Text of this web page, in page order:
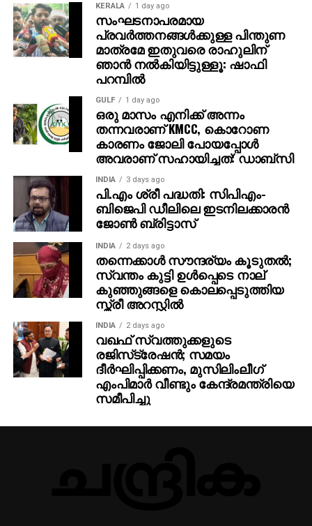
KERALA 1 day ago
സംഘടനാപരമായ
പ്രവര്‍ത്തനങ്ങള്‍ക്കുള്ള പിന്തുണ
മാത്രമേ ഇതുവരെ രാഹുലിന്
ഞാന്‍ നല്‍കിയിട്ടുള്ളൂ: ഷാഫി
പറമ്പില്‍
GULF 1 day ago
ഒരു മാസം എനിക്ക് അന്നം
തന്നവരാണ് KMCC, കൊറോണ
കാരണം ജോലി പോയപ്പോൾ
അവരാണ് സഹായിച്ചത്: ഡാബ്സി
INDIA 3 days ago
പി.എം ശ്രീ പദ്ധതി: സിപിഎം-
ബിജെപി ഡീലിലെ ഇടനിലക്കാരന്‍
ജോണ്‍ ബ്രിട്ടാസ്‌
INDIA 2 days ago
തന്നെക്കാള്‍ സൗന്ദര്യം കൂടുതല്‍;
സ്വന്തം കുട്ടി ഉള്‍പ്പെടെ നാല്
കുഞ്ഞുങ്ങളെ കൊലപ്പെടുത്തിയ
സ്ത്രീ അറസ്റ്റില്‍
INDIA 2 days ago
വഖഫ് സ്വത്തുക്കളുടെ
രജിസ്‌ട്രേഷന്‍; സമയം
ദീര്‍ഘിപ്പിക്കണം, മുസിലിംലീഗ്
എംപിമാര്‍ വീണ്ടും കേന്ദ്രമന്ത്രിയെ
സമീപിച്ചു